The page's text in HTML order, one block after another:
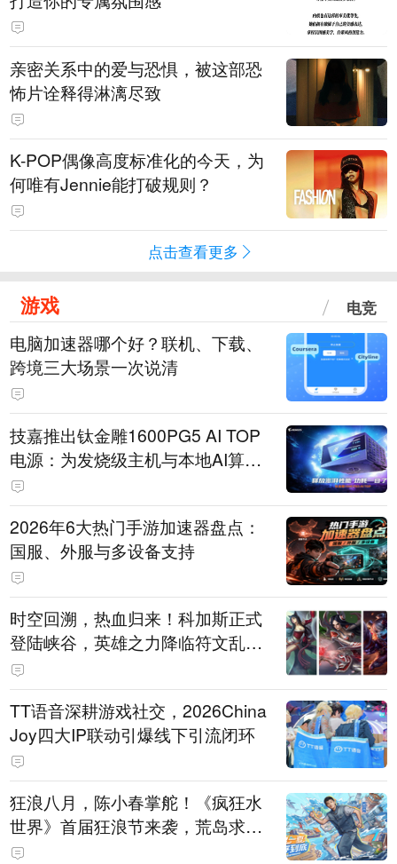
亲密关系中的爱与恐惧，被这部恐
怖片诠释得淋漓尽致
K-POP偶像高度标准化的今天，为
何唯有Jennie能打破规则？
点击查看更多
游戏 电竞
电脑加速器哪个好？联机、下载、
跨境三大场景一次说清
技嘉推出钛金雕1600PG5 AI TOP
电源：为发烧级主机与本地AI算力
打造旗舰供电方案
2026年6大热门手游加速器盘点：
国服、外服与多设备支持
时空回溯，热血归来！科加斯正式
登陆峡谷，英雄之力降临符文乱
斗！
TT语音深耕游戏社交，2026China
Joy四大IP联动引爆线下引流闭环
狂浪八月，陈小春掌舵！《疯狂水
世界》首届狂浪节来袭，荒岛求生
直播即将开启